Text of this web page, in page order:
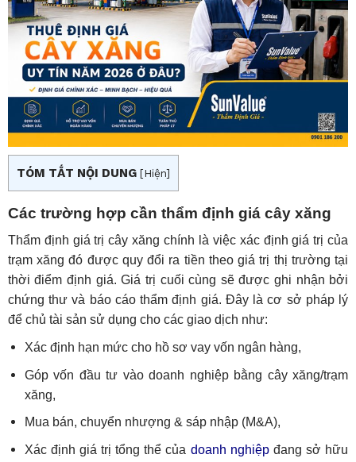
TÓM TẮT NỘI DUNG [Hiện]
Các trường hợp cần thẩm định giá cây xăng
Thẩm định giá trị cây xăng chính là việc xác định giá trị của
trạm xăng đó được quy đổi ra tiền theo giá trị thị trường tại
thời điểm định giá. Giá trị cuối cùng sẽ được ghi nhận bởi
chứng thư và báo cáo thẩm định giá. Đây là cơ sở pháp lý
để chủ tài sản sử dụng cho các giao dịch như:
Xác định hạn mức cho hồ sơ vay vốn ngân hàng,
Góp vốn đầu tư vào doanh nghiệp bằng cây xăng/trạm
xăng,
Mua bán, chuyển nhượng & sáp nhập (M&A),
Xác định giá trị tổng thể của doanh nghiệpđang sở hữu